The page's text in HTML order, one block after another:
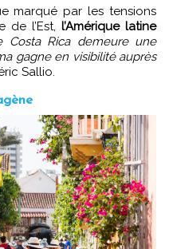
marqué par les tensions
l’Est, l’Amérique latine
Costa Rica demeure une
gagne en visibilité auprès
Sallio.